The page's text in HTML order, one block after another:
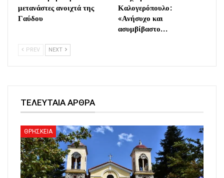
μετανάστες ανοιχτά της
Γαύδου
Καλογερόπουλο:
«Ανήσυχο και
ασυμβίβαστο…
PREV NEXT
ΤΕΛΕΥΤΑΙΑ ΑΡΘΡΑ
ΘΡΗΣΚΕΙΑ